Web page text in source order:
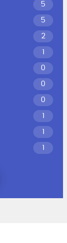
5
5
2
1
0
0
0
1
1
1